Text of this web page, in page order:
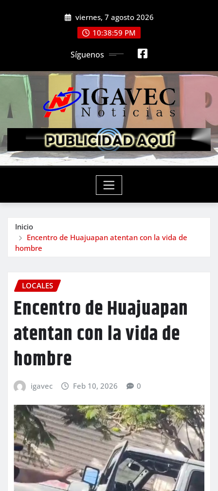
viernes, 7 agosto 2026
10:39:01 PM
Síguenos
Inicio
Encentro de Huajuapan atentan con la vida de
hombre
LOCALES
Encentro de Huajuapan
atentan con la vida de
hombre
igavec Feb 10, 2026 0